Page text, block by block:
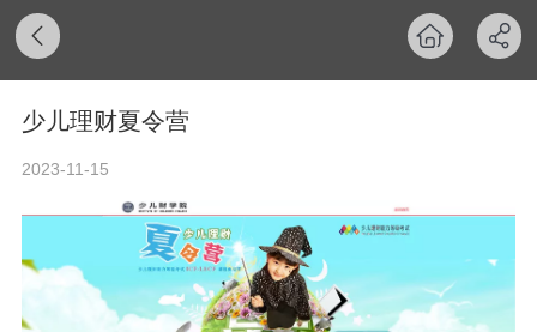
少儿理财夏令营
2023-11-15